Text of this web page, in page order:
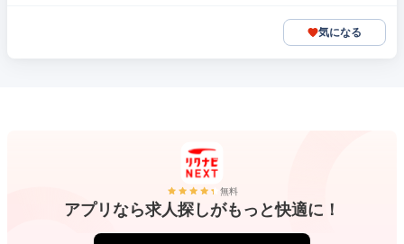
気になる
無料
アプリなら求人探しがもっと快適に！